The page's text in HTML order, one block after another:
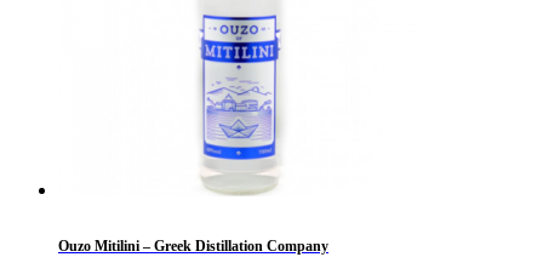
Ouzo Mitilini – Greek Distillation Company